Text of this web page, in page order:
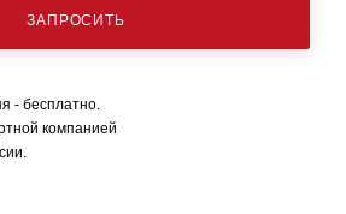
ЗАПРОСИТЬ
- бесплатно.
компанией